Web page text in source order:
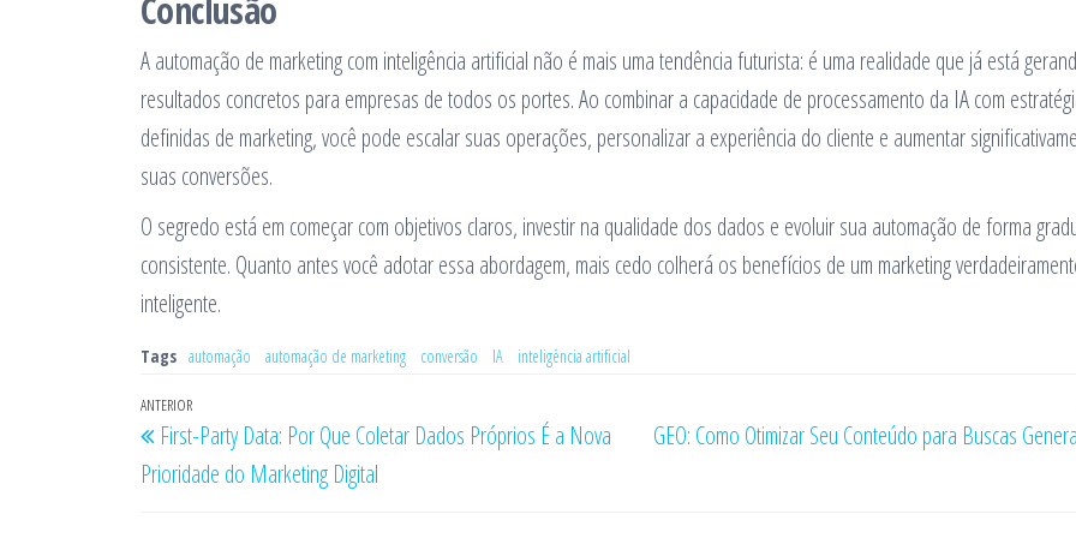
Conclusão
A automação de marketing com inteligência artificial não é mais uma tendência futurista: é uma realidade que já está
resultados concretos para empresas de todos os portes. Ao combinar a capacidade de processamento da IA com
definidas de marketing, você pode escalar suas operações, personalizar a experiência do cliente e aumentar
suas conversões.
O segredo está em começar com objetivos claros, investir na qualidade dos dados e evoluir sua automação de forma
consistente. Quanto antes você adotar essa abordagem, mais cedo colherá os benefícios de um marketing
inteligente.
Tags automação automação de marketing conversão IA inteligência artificial
Navegação
de
Post
Post
anterior
ANTERIOR
First-Party Data: Por Que Coletar Dados Próprios É a Nova
Prioridade do Marketing Digital
GEO: Como Otimizar Seu Conteúdo para Buscas